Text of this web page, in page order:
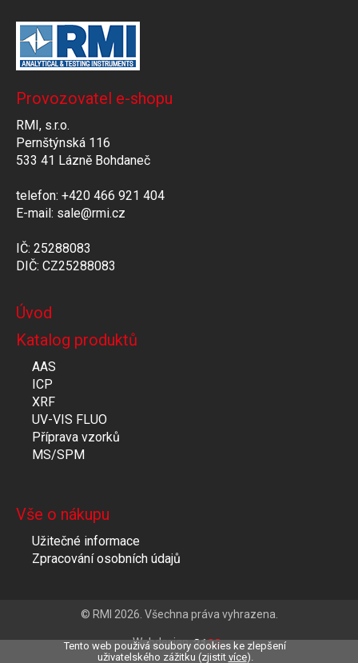
Provozovatel e-shopu
RMI, s.r.o.
Pernštýnská 116
533 41 Lázně Bohdaneč
telefon: +420 466 921 404
E-mail: sale@rmi.cz
IČ: 25288083
DIČ: CZ25288083
Úvod
Katalog produktů
AAS
ICP
XRF
UV-VIS FLUO
Příprava vzorků
MS/SPM
Vše o nákupu
Užitečné informace
Zpracování osobních údajů
© RMI 2026. Všechna práva vyhrazena.
Webdesign
Tento web použivá soubory cookies ke zlepšení
uživatelského zážitku (zjistit více).